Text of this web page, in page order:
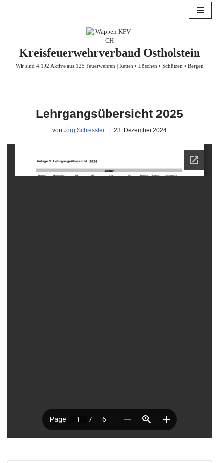
Kreisfeuerwehrverband Ostholstein
Wir sind 4.192 Aktive aus 125 Feuerwehren | Retten • Löschen • Schützen • Bergen
Lehrgangsübersicht 2025
von Jörg Schiessler 23. Dezember 2024